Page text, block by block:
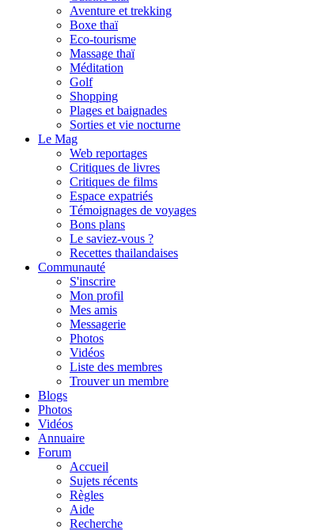
Aventure et trekking
Boxe thaï
Eco-tourisme
Massage thaï
Méditation
Golf
Shopping
Plages et baignades
Sorties et vie nocturne
Le Mag
Web reportages
Critiques de livres
Critiques de films
Espace expatriés
Témoignages de voyages
Bons plans
Le saviez-vous ?
Recettes thailandaises
Communauté
S'inscrire
Mon profil
Mes amis
Messagerie
Photos
Vidéos
Liste des membres
Trouver un membre
Blogs
Photos
Vidéos
Annuaire
Forum
Accueil
Sujets récents
Règles
Aide
Recherche